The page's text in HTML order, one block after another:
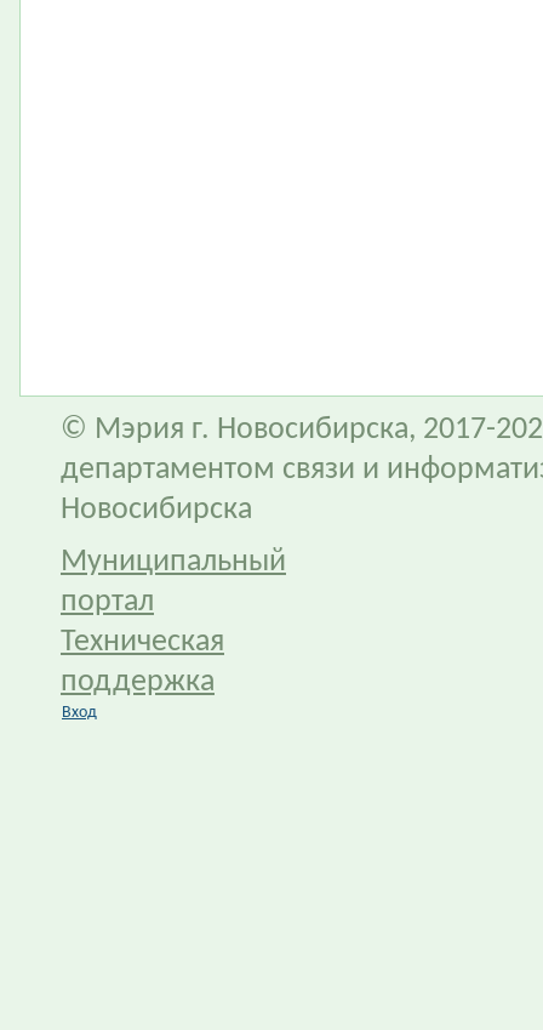
© Мэрия г. Новосибирска, 2017-
департаментом связи и
Новосибирска
Муниципальный
портал
Техническая
поддержка
Вход